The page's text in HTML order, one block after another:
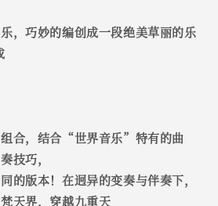
，巧妙的编创成一段绝美草丽的乐
组合，结合“世界音乐”特有的曲
技巧，
的版本！在迥异的变奏与伴奏下，
天界，穿越九重天